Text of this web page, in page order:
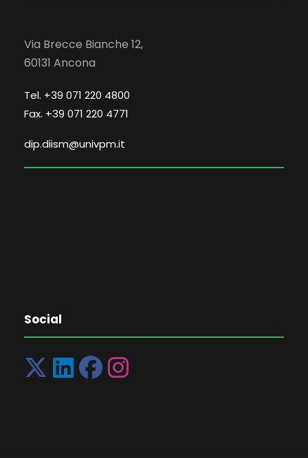
Via Brecce Bianche 12,
60131 Ancona
Tel. +39 071 220 4800
Fax. +39 071 220 4771
dip.diism@univpm.it
Social